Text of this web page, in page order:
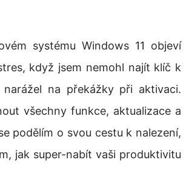
systému Windows 11 objeví
když jsem nemohl najít klíč k
na překážky při aktivaci.
všechny funkce, aktualizace a
podělím o svou cestu k nalezení,
jak super-nabít vaši produktivitu